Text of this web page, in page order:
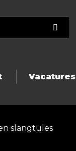
Vacatures
slangtules